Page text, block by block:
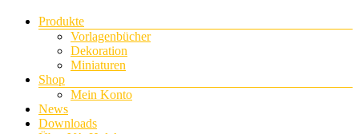
Menü
Produkte
Vorlagenbücher
Dekoration
Miniaturen
Shop
Mein Konto
News
Downloads